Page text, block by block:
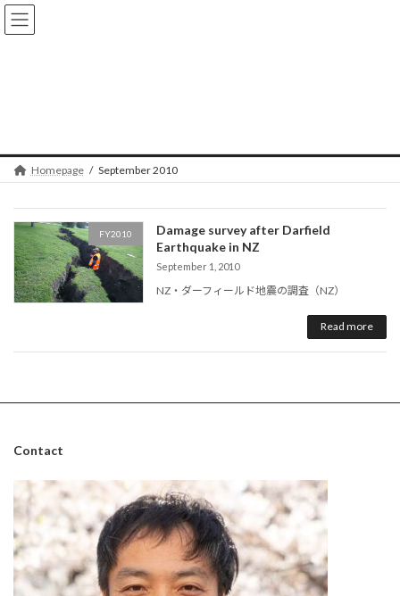
Skip
to
the
Skip
to
the
Homepage September 2010
FY2010
Damage survey after Darfield
Earthquake in NZ
September 1, 2010
NZ・ダーフィールド地震の調査（NZ）
Read more
Contact